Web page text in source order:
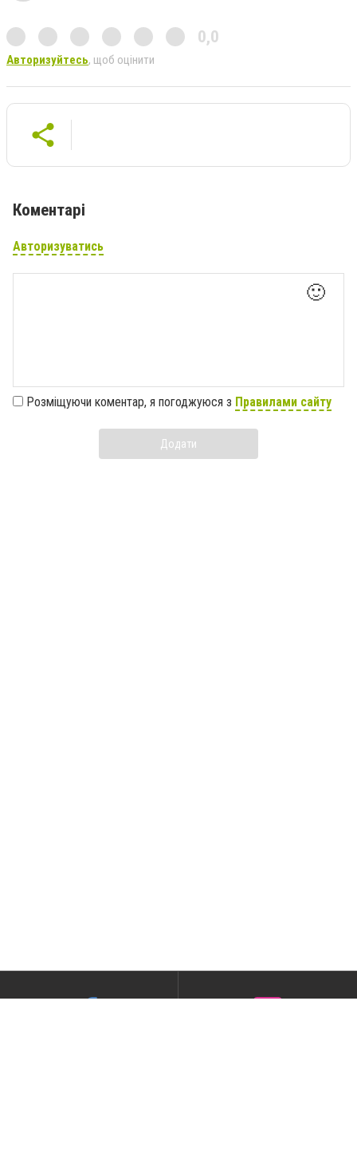
0,0
Авторизуйтесь, щоб оцінити
Коментарі
Авторизуватись
🙂
Розміщуючи коментар, я погоджуюся з Правилами сайту
Додати